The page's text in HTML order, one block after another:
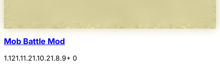
Mob Battle Mod
1.121.11.21.10.21.8.9+ 0